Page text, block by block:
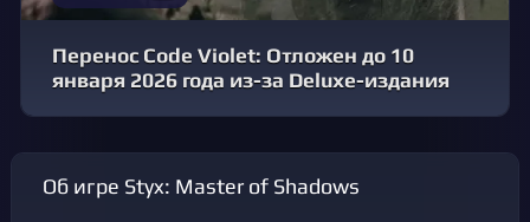
Перенос Code Violet: Отложен до 10
января 2026 года из-за Deluxe-издания
Об игре Styx: Master of Shadows